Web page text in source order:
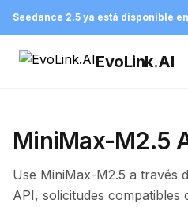
EvoLink.AI
MiniMax-M2.5
Use MiniMax-M2.5 a través
API, solicitudes compatibles